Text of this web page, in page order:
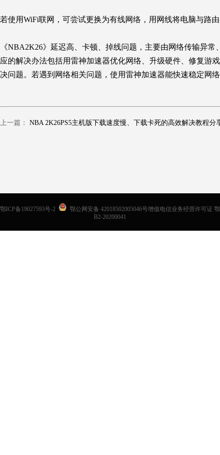
若使用WiFi联网，可尝试更换为有线网络，用网线将电脑与路
《NBA2K26》延迟高、卡顿、掉线问题，主要由网络传输异
应的解决办法包括用雷神加速器优化网络、升级硬件、修复游
决问题。若遇到网络相关问题，使用雷神加速器能快速稳定网
上一篇： NBA 2K26PS5主机版下载速度慢、下载卡死的高效解决教程分
鄂ICP备19027593号-2
鄂公网安备 42018502005046号增值电信业务经营许可证 鄂
B2-20200041